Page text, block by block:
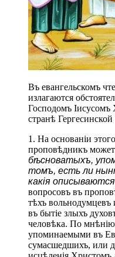
Въ евангельскомъ
излагаются
Господомъ Іисусомъ
странѣ
1. На основаніи
проповѣдникъ
бѣсноватыхъ,
томъ, есть ли
какія
вопросовъ въ
тѣхъ вольнодумцевъ
въ бытіе злыхъ
человѣка. По
упоминаемыми въ
сумасшедшихъ, или